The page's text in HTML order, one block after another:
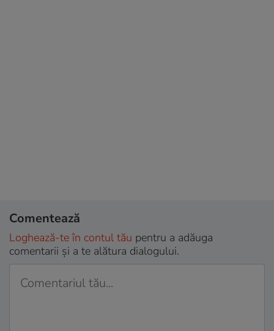
Comentează
Loghează-te în contul tău pentru a adăuga
comentarii și a te alătura dialogului.